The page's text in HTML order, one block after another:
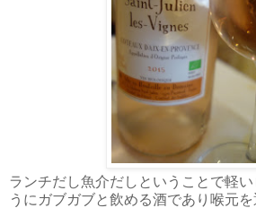
ランチだし魚介だしということで軽
うにガブガブと飲める酒であり喉元